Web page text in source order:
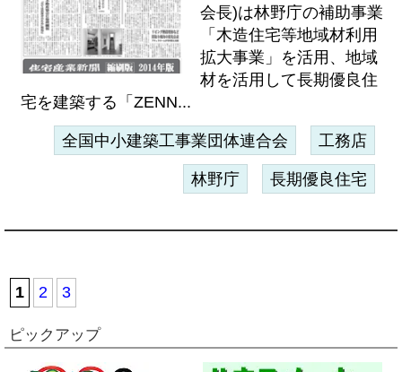
会長)は林野庁の補助事業
「木造住宅等地域材利用
拡大事業」を活用、地域
材を活用して長期優良住
宅を建築する「ZENN...
全国中小建築工事業団体連合会 工務店
林野庁 長期優良住宅
1 2 3
ピックアップ